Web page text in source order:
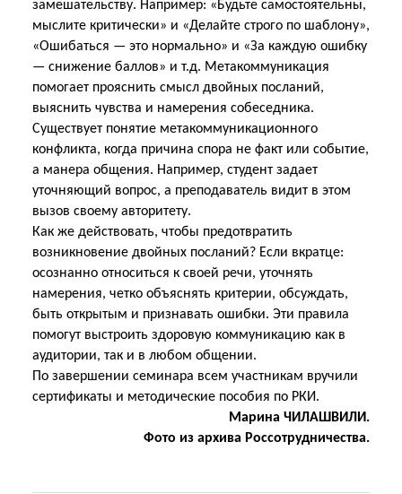
замешательству. Например: «Будьте самостоятельны,
мыслите критически» и «Делайте строго по шаблону»,
«Ошибаться — это нормально» и «За каждую ошибку
— снижение баллов» и т.д. Метакоммуникация
помогает прояснить смысл двойных посланий,
выяснить чувства и намерения собеседника.
Существует понятие метакоммуникационного
конфликта, когда причина спора не факт или событие,
а манера общения. Например, студент задает
уточняющий вопрос, а преподаватель видит в этом
вызов своему авторитету.
Как же действовать, чтобы предотвратить
возникновение двойных посланий? Если вкратце:
осознанно относиться к своей речи, уточнять
намерения, четко объяснять критерии, обсуждать,
быть открытым и признавать ошибки. Эти правила
помогут выстроить здоровую коммуникацию как в
аудитории, так и в любом общении.
По завершении семинара всем участникам вручили
сертификаты и методические пособия по РКИ.
Марина ЧИЛАШВИЛИ.
Фото из архива Россотрудничества.